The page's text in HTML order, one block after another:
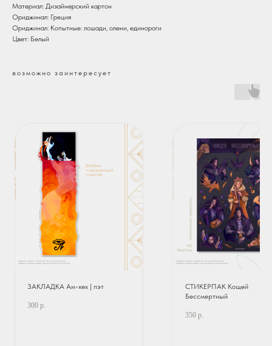
Материал: Дизайнерский картон
Ориджинал: Греция
Ориджинал: Копытные: лошади, олени, единороги
Цвет: Белый
возможно заинтересует
ЗАКЛАДКА Ам-хех | пэт
300 р.
СТИКЕРПАК Кощей
Бессмертный
350 р.